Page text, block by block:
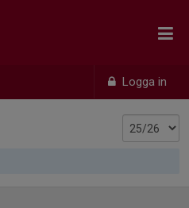
Logga in